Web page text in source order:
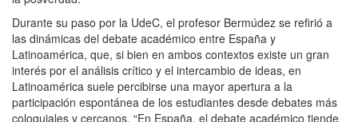
Durante su paso por la UdeC, el profesor Bermúdez se refirió a
las dinámicas del debate académico entre España y
Latinoamérica, que, si bien en ambos contextos existe un gran
interés por el análisis crítico y el intercambio de ideas, en
Latinoamérica suele percibirse una mayor apertura a la
participación espontánea de los estudiantes desde debates más
coloquiales y cercanos. “En España, el debate académico tiende